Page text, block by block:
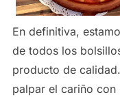
En definitiva,
de todos los
producto de
palpar el cariño con